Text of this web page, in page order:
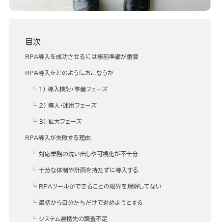
目次
RPA導入を成功させるには事前準備が重要
RPA導入をどのようにおこなうか
1) 導入検討・準備フェーズ
2) 導入・運用フェーズ
3) 拡大フェーズ
RPA導入が失敗する理由
対応業務の洗い出しや可視化が不十分
十分な体制や計画を持たずに導入する
RPAツールができることの限界を理解してない
最初から自分たちだけで進めようとする
システム連携先の調査不足